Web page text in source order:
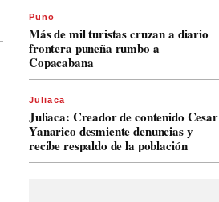
Puno
Más de mil turistas cruzan a diario
frontera puneña rumbo a
Copacabana
Juliaca
Juliaca: Creador de contenido Cesar
Yanarico desmiente denuncias y
recibe respaldo de la población